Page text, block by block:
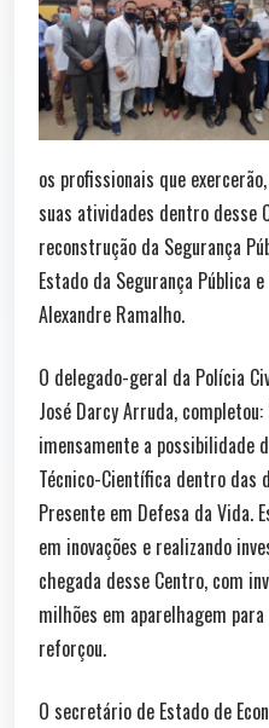
os profissionais que
suas atividades dentro desse
reconstrução da Segurança
Estado da Segurança Pública
Alexandre Ramalho.
O delegado-geral da Polícia
José Darcy Arruda,
imensamente a possibilidade
Técnico-Científica dentro das
Presente em Defesa da Vida.
em inovações e realizando
chegada desse Centro, com
milhões em aparelhagem
reforçou.
O secretário de Estado de